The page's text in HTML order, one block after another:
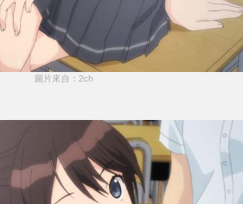
圖片來自：2ch